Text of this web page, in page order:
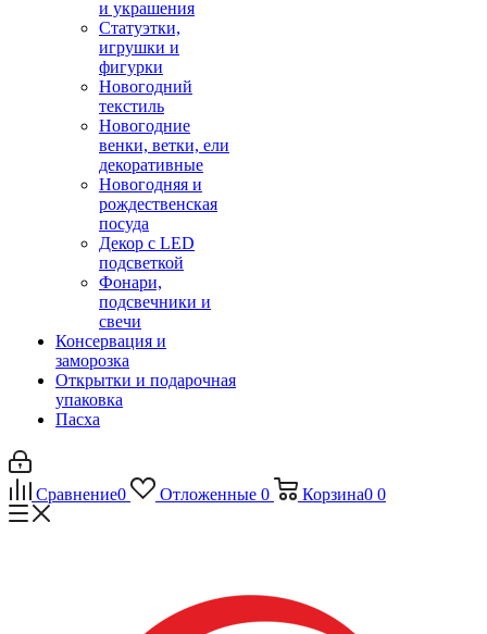
и украшения
Статуэтки,
игрушки и
фигурки
Новогодний
текстиль
Новогодние
венки, ветки, ели
декоративные
Новогодняя и
рождественская
посуда
Декор с LED
подсветкой
Фонари,
подсвечники и
свечи
Консервация и
заморозка
Открытки и подарочная
упаковка
Пасха
Сравнение0 Отложенные 0 Корзина0 0